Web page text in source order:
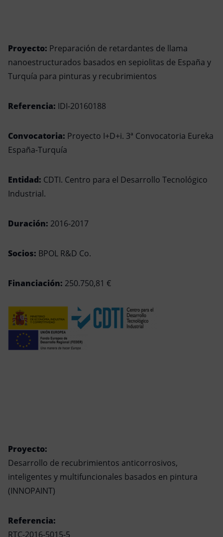
Proyecto: Preparación de retardantes de llama
nanoestructurados basados en sepiolitas de España y
Turquía para pinturas y recubrimientos
Referencia: IDI-20160188
Convocatoria: Proyecto I+D+i. 3ª Convocatoria Eureka
España-Turquía
Entidad: CDTI. Centro para el Desarrollo Tecnológico
Industrial.
Duración: 2016-2017
Socios: BPOL R&D Co.
Financiación: 250.750,81 €
Proyecto:
Desarrollo de recubrimientos anticorrosivos,
inteligentes y multifuncionales basados en pintura
(INNOPAINT)
Referencia:
RTC-2016-5015-5